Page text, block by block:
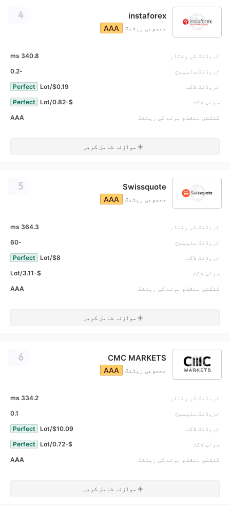
instaforex
مجموعی ریٹنگ AAA
ٹریڈنگ کی رفتار
340.8 ms
ٹریڈنگ سلیپیج
-0.2
ٹریڈنگ لاگت
$0.19/Lot
Perfect
سواپ لاگت
$-0.82/Lot
Perfect
کنکشن منقطع ہونے کی ریٹنگ
AAA
موازنہ شامل کریں
4
Swissquote
مجموعی ریٹنگ AAA
ٹریڈنگ کی رفتار
364.3 ms
ٹریڈنگ سلیپیج
-60
ٹریڈنگ لاگت
$8/Lot
Perfect
سواپ لاگت
$-3.11/Lot
کنکشن منقطع ہونے کی ریٹنگ
AAA
موازنہ شامل کریں
5
CMC MARKETS
مجموعی ریٹنگ AAA
ٹریڈنگ کی رفتار
334.2 ms
ٹریڈنگ سلیپیج
0.1
ٹریڈنگ لاگت
$10.09/Lot
Perfect
سواپ لاگت
$-0.72/Lot
Perfect
کنکشن منقطع ہونے کی ریٹنگ
AAA
موازنہ شامل کریں
6